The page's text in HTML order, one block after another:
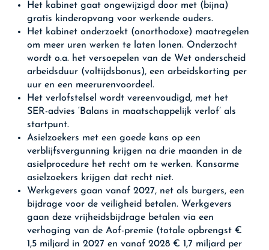
Het kabinet gaat ongewijzigd door met (bijna)
gratis kinderopvang voor werkende ouders.
Het kabinet onderzoekt (onorthodoxe) maatregelen
om meer uren werken te laten lonen. Onderzocht
wordt o.a. het versoepelen van de Wet onderscheid
arbeidsduur (voltijdsbonus), een arbeidskorting per
uur en een meerurenvoordeel.
Het verlofstelsel wordt vereenvoudigd, met het
SER-advies ‘Balans in maatschappelijk verlof’ als
startpunt.
Asielzoekers met een goede kans op een
verblijfsvergunning krijgen na drie maanden in de
asielprocedure het recht om te werken. Kansarme
asielzoekers krijgen dat recht niet.
Werkgevers gaan vanaf 2027, net als burgers, een
bijdrage voor de veiligheid betalen. Werkgevers
gaan deze vrijheidsbijdrage betalen via een
verhoging van de Aof-premie (totale opbrengst €
1,5 miljard in 2027 en vanaf 2028 € 1,7 miljard per